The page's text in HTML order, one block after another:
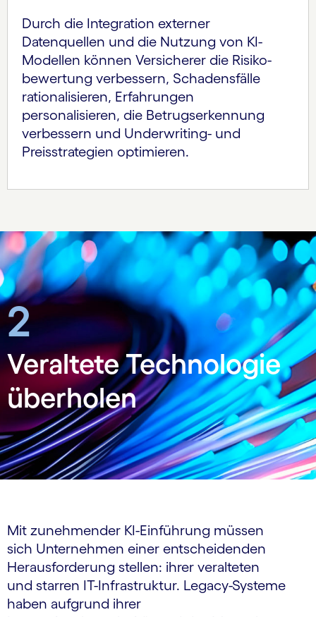
Durch die Integration externer
Datenquellen und die Nutzung von KI-
Modellen können Versicherer die Risiko­
bewertung verbessern, Schadensfälle
rationalisieren, Erfahrungen
personalisieren, die Betrugserkennung
verbessern und Underwriting- und
Preisstrategien optimieren.
2
Veraltete Technologie
überholen
Mit zunehmender KI-Einführung müssen
sich Unternehmen einer entscheidenden
Herausforderung stellen: ihrer veralteten
und starren IT-Infrastruktur. Legacy-Systeme
haben aufgrund ihrer